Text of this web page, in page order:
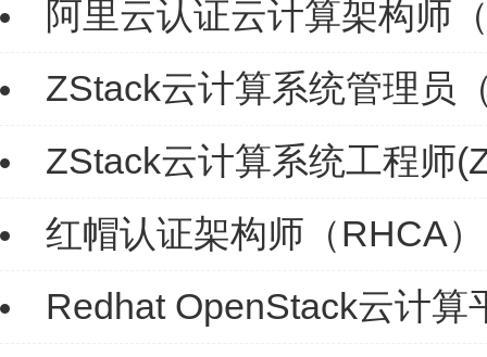
阿里云认证云计算架构师
ZStack云计算系统管理员
ZStack云计算系统工程师
红帽认证架构师（RHCA）
Redhat OpenStack云计算